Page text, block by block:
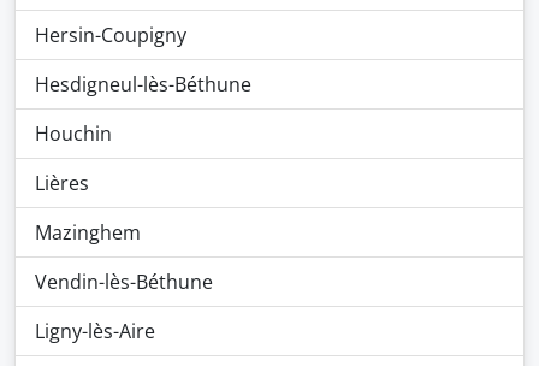
Hersin-Coupigny
Hesdigneul-lès-Béthune
Houchin
Lières
Mazinghem
Vendin-lès-Béthune
Ligny-lès-Aire